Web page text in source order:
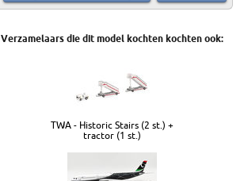
Verzamelaars die dit model kochten kochten ook:
TWA - Historic Stairs (2 st.) +
tractor (1 st.)